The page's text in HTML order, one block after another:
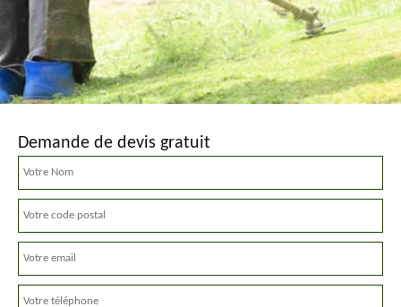
Demande de devis gratuit